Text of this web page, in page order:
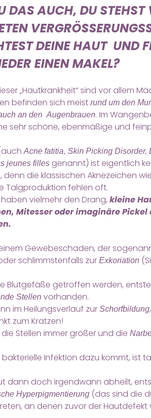
DAS AUCH, DU STEHST
DEINE HAUT UND
EINEN MAKEL?
„Hautkrankheit“ sind vor allem
befinden sich meist rund um den
an den Augenbrauen. Im
sehr schöne, ebenmäßige und
Acne fatitia, Skin Picking Disorder,
jeunes filles genannt) ist eigentlich
denn die klassischen Aknezeichen
Talgproduktion fehlen oft.
vielmehr den Drang, kleine
Mitesser oder imaginäre Pickel
Gewebeschaden, der
schlimmstenfalls zur Exkoriation
Blutgefäße getroffen werden,
Stellen vorhanden.
im Heilungsverlauf zur Schorfbildung
zum Kratzen!
Stellen immer größer und die
bakterielle Infektion dazu kommt, ist
dann doch irgendwann abheilt,
Hyperpigmentierung (das sind die
an denen zuvor der Hautdefekt